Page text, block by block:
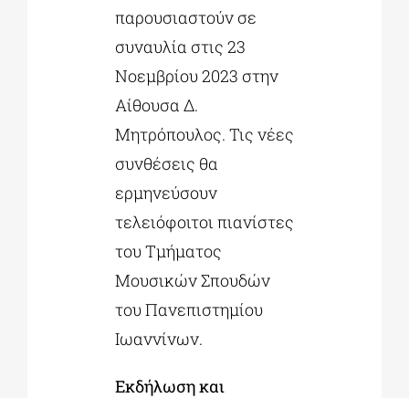
παρουσιαστούν σε
συναυλία στις 23
Νοεμβρίου 2023 στην
Αίθουσα Δ.
Μητρόπουλος. Τις νέες
συνθέσεις θα
ερμηνεύσουν
τελειόφοιτοι πιανίστες
του Τμήματος
Μουσικών Σπουδών
του Πανεπιστημίου
Ιωαννίνων.
Εκδήλωση και